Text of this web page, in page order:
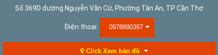
Số 369D đường Nguyễn Văn Cừ, Phường Tân An, TP Cần Thơ
Điện thoại: 0978880397
Click Xem bản đồ